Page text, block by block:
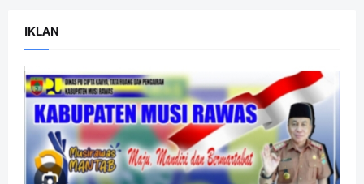
IKLAN